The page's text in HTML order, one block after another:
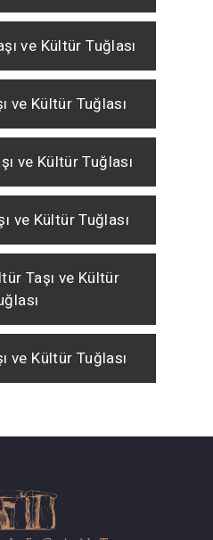
ve Kültür Tuğlası
ve Kültür Tuğlası
ve Kültür Tuğlası
ve Kültür Tuğlası
Taşı ve Kültür
ve Kültür Tuğlası